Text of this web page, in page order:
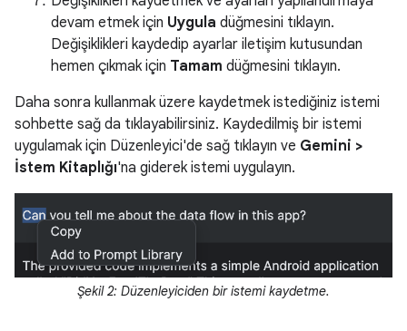
devam etmek için Uygula düğmesini tıklayın.
Değişiklikleri kaydedip ayarlar iletişim kutusundan
hemen çıkmak için Tamam düğmesini tıklayın.
Daha sonra kullanmak üzere kaydetmek istediğiniz istemi
sohbette sağ da tıklayabilirsiniz. Kaydedilmiş bir istemi
uygulamak için Düzenleyici'de sağ tıklayın ve Gemini >
İstem Kitaplığı'na giderek istemi uygulayın.
Şekil 2: Düzenleyiciden bir istemi kaydetme.